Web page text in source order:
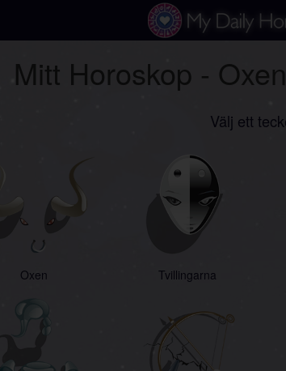
Mitt Horoskop -
Välj ett
Oxen Tvillingarna